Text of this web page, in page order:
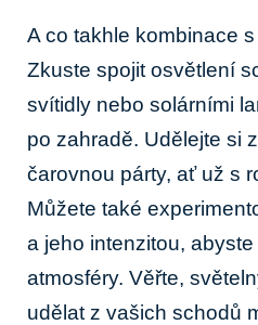
A co takhle kombinace
Zkuste spojit osvětlení
svítidly nebo solárními
po zahradě. Udělejte si
čarovnou párty, ať už s
Můžete také
a jeho intenzitou,
atmosféry. Věřte,
udělat z vašich schodů